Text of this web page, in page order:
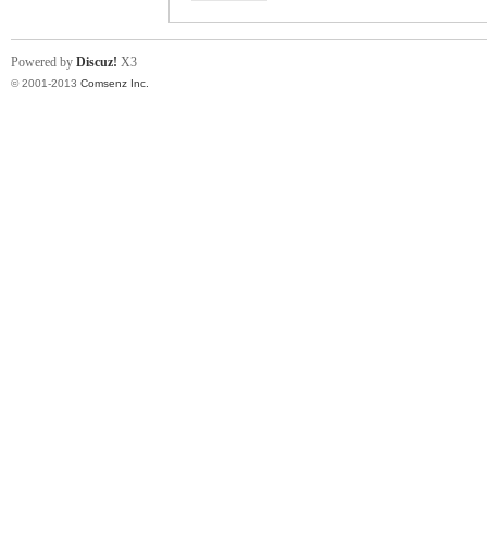
Powered by Discuz! X3
© 2001-2013 Comsenz Inc.